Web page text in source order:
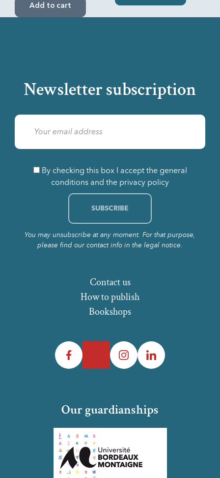
Add to cart
Newsletter subscription
By checking this box I accept the general
conditions and the privacy policy
You may unsubscribe at any moment. For that purpose,
please find our contact info in the legal notice.
How to publish
Bookshops
Contact us
Facebook InstagramLinkedIn
Our guardianships